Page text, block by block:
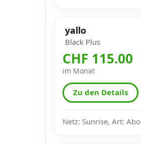
yallo
Black Plus
CHF 115.00
im Monat
Zu den Details
Netz: Sunrise, Art: Abo